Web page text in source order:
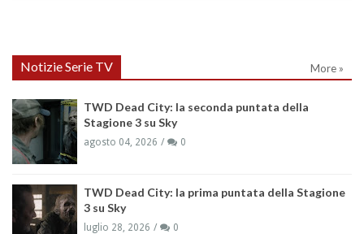
Notizie Serie TV More »
TWD Dead City: la seconda puntata della
Stagione 3 su Sky
agosto 04, 2026 0
TWD Dead City: la prima puntata della Stagione
3 su Sky
luglio 28, 2026 0